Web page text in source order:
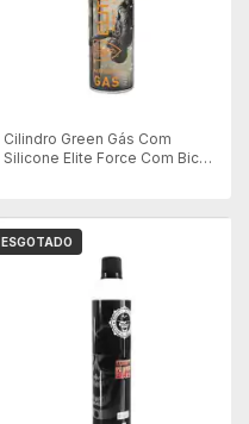
Cilindro Green Gás Com
Silicone Elite Force Com Bico -
ESGOTADO